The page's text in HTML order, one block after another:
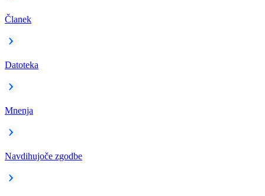
Članek
Datoteka
Mnenja
Navdihujoče zgodbe